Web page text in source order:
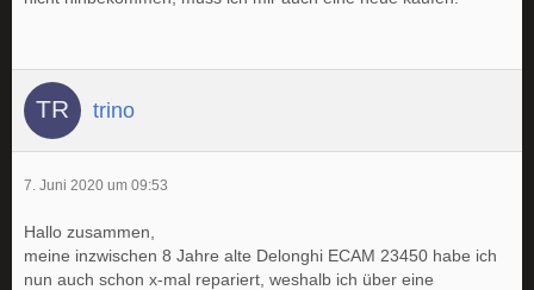
trino
7. Juni 2020 um 09:53
Hallo zusammen,
meine inzwischen 8 Jahre alte Delonghi ECAM 23450 habe ich
nun auch schon x-mal repariert, weshalb ich über eine